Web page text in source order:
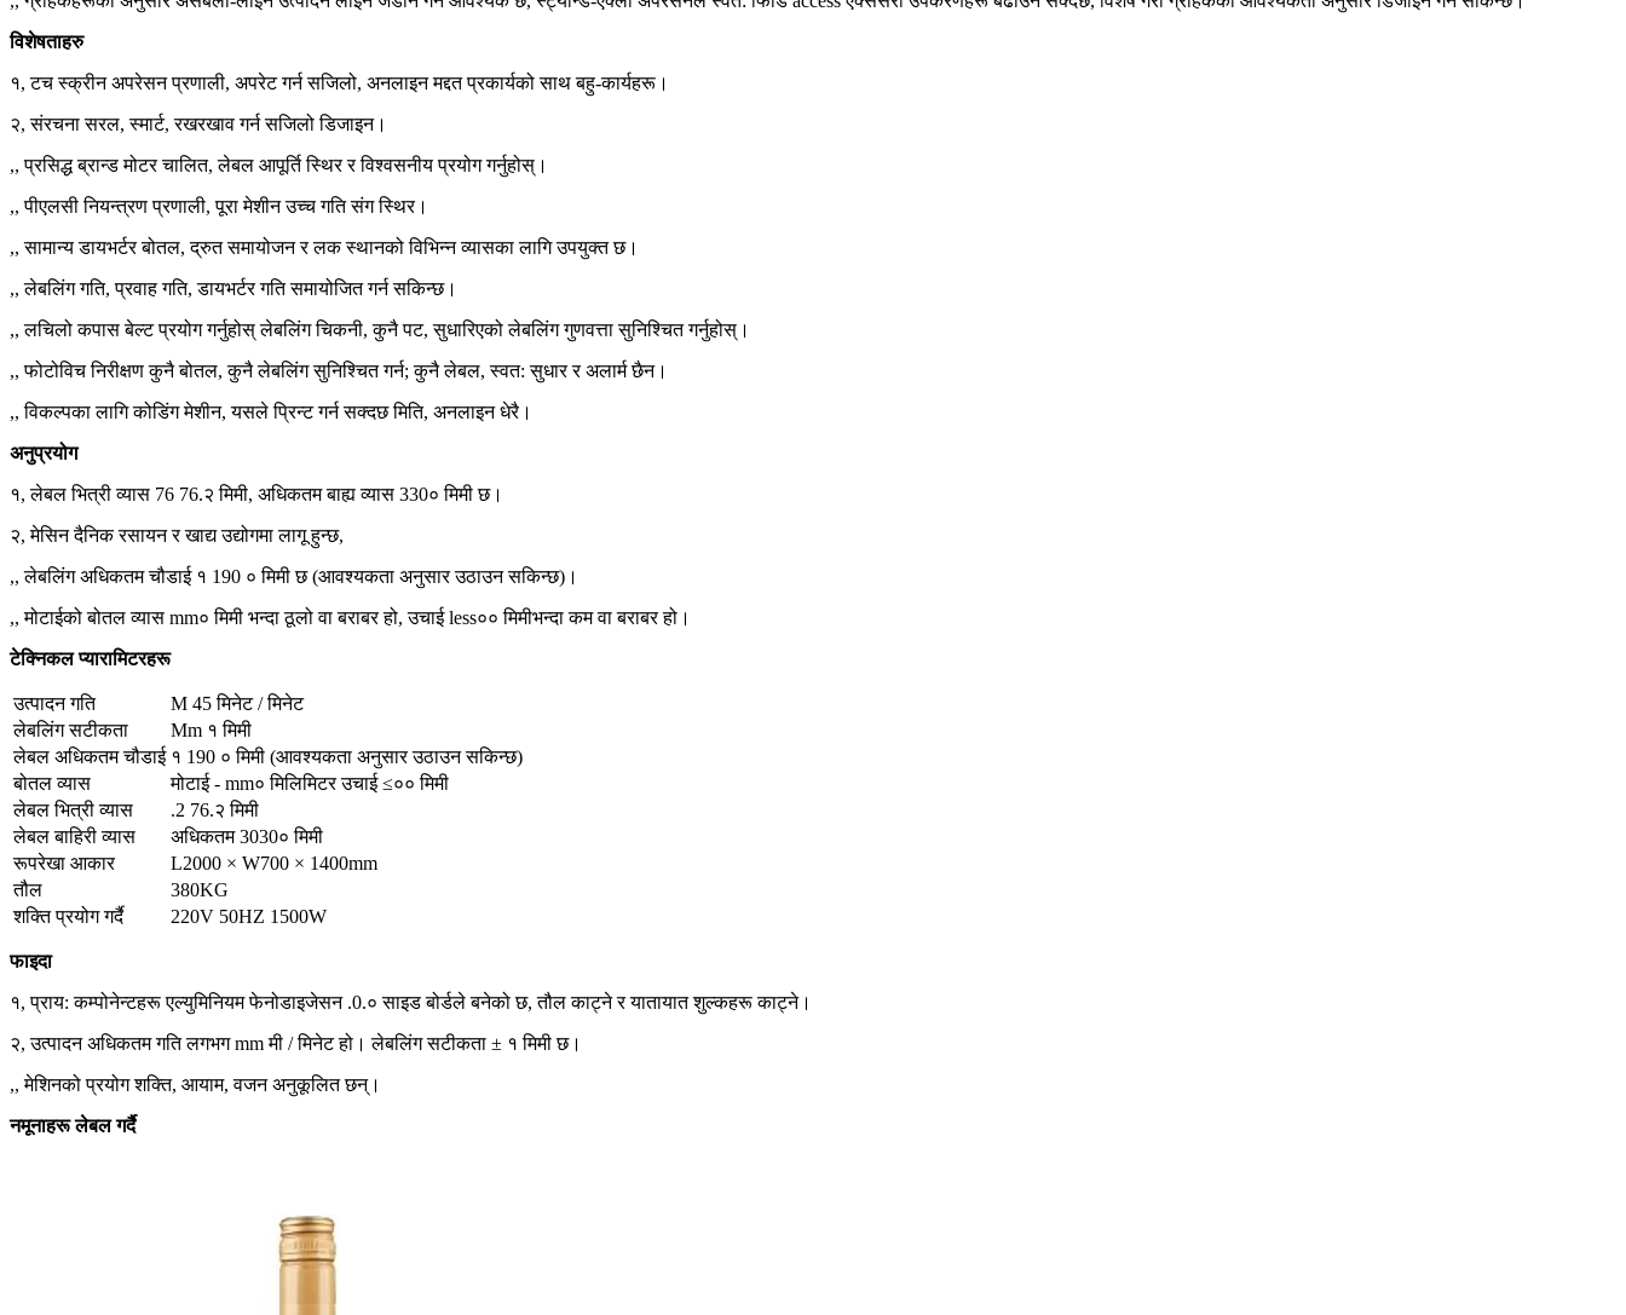
विशेषताहरु
१, टच स्क्रीन अपरेसन प्रणाली, अपरेट गर्न सजिलो, अनलाइन मद्दत प्रकार्यको साथ बहु-कार्यहरू।
२, संरचना सरल, स्मार्ट, रखरखाव गर्न सजिलो डिजाइन।
,, प्रसिद्ध ब्रान्ड मोटर चालित, लेबल आपूर्ति स्थिर र विश्वसनीय प्रयोग गर्नुहोस्।
,, पीएलसी नियन्त्रण प्रणाली, पूरा मेशीन उच्च गति संग स्थिर।
,, सामान्य डायभर्टर बोतल, द्रुत समायोजन र लक स्थानको विभिन्न व्यासका लागि उपयुक्त छ।
,, लेबलिंग गति, प्रवाह गति, डायभर्टर गति समायोजित गर्न सकिन्छ।
,, लचिलो कपास बेल्ट प्रयोग गर्नुहोस् लेबलिंग चिकनी, कुनै पट, सुधारिएको लेबलिंग गुणवत्ता सुनिश्चित गर्नुहोस्।
,, फोटोविच निरीक्षण कुनै बोतल, कुनै लेबलिंग सुनिश्चित गर्न; कुनै लेबल, स्वत: सुधार र अलार्म छैन।
,, विकल्पका लागि कोडिंग मेशीन, यसले प्रिन्ट गर्न सक्दछ मिति, अनलाइन धेरै।
अनुप्रयोग
१, लेबल भित्री व्यास 76 76.२ मिमी, अधिकतम बाह्य व्यास 330० मिमी छ।
२, मेसिन दैनिक रसायन र खाद्य उद्योगमा लागू हुन्छ,
,, लेबलिंग अधिकतम चौडाई १ 190 ० मिमी छ (आवश्यकता अनुसार उठाउन सकिन्छ)।
,, मोटाईको बोतल व्यास mm० मिमी भन्दा ठूलो वा बराबर हो, उचाई less०० मिमीभन्दा कम वा बराबर हो।
टेक्निकल प्यारामिटरहरू
उत्पादन गति
M 45 मिनेट / मिनेट
लेबलिंग सटीकता
Mm १ मिमी
लेबल अधिकतम चौडाई १ 190 ० मिमी (आवश्यकता अनुसार उठाउन सकिन्छ)
बोतल व्यास
मोटाई - mm० मिलिमिटर उचाई ≤०० मिमी
लेबल भित्री व्यास
.2 76.२ मिमी
लेबल बाहिरी व्यास
अधिकतम 3030० मिमी
रूपरेखा आकार
L2000 × W700 × 1400mm
तौल
380KG
शक्ति प्रयोग गर्दै
220V 50HZ 1500W
फाइदा
१, प्राय: कम्पोनेन्टहरू एल्युमिनियम फेनोडाइजेसन .0.० साइड बोर्डले बनेको छ, तौल काट्ने र यातायात शुल्कहरू काट्ने।
२, उत्पादन अधिकतम गति लगभग mm मी / मिनेट हो। लेबलिंग सटीकता ± १ मिमी छ।
,, मेशिनको प्रयोग शक्ति, आयाम, वजन अनुकूलित छन्।
नमूनाहरू लेबल गर्दै